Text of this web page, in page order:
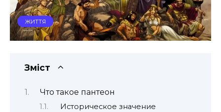
ЖИТТЯ
Зміст
Что такое пантеон
Историческое значение